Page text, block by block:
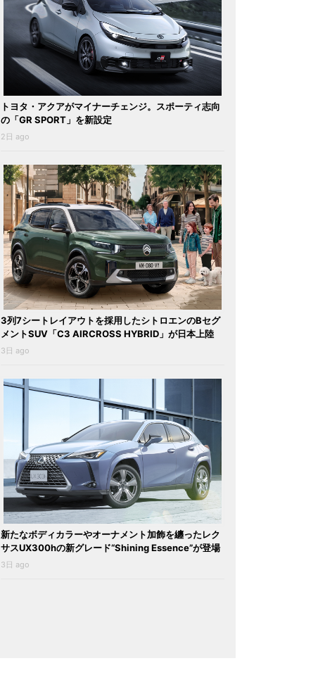
トヨタ・アクアがマイナーチェンジ。スポーティ志向
の「GR SPORT」を新設定
2日 ago
3列7シートレイアウトを採用したシトロエンのBセグ
メントSUV「C3 AIRCROSS HYBRID」が日本上陸
3日 ago
新たなボディカラーやオーナメント加飾を纏ったレク
サスUX300hの新グレード“Shining Essence”が登場
3日 ago